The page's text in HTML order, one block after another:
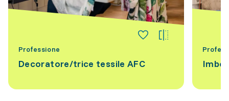
Professione
Decoratore/trice tessile AFC